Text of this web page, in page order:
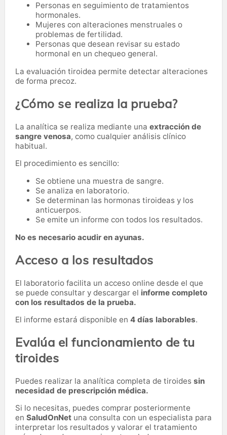
Personas en seguimiento de tratamientos
hormonales.
Mujeres con alteraciones menstruales o
problemas de fertilidad.
Personas que desean revisar su estado
hormonal en un chequeo general.
La evaluación tiroidea permite detectar alteraciones
de forma precoz.
¿Cómo se realiza la prueba?
La analítica se realiza mediante una extracción de
sangre venosa, como cualquier análisis clínico
habitual.
El procedimiento es sencillo:
Se obtiene una muestra de sangre.
Se analiza en laboratorio.
Se determinan las hormonas tiroideas y los
anticuerpos.
Se emite un informe con todos los resultados.
No es necesario acudir en ayunas.
Acceso a los resultados
El laboratorio facilita un acceso online desde el que
se puede consultar y descargar el informe completo
con los resultados de la prueba.
El informe estará disponible en 4 días laborables.
Evalúa el funcionamiento de tu
tiroides
Puedes realizar la analítica completa de tiroides sin
necesidad de prescripción médica.
Si lo necesitas, puedes comprar posteriormente
en SaludOnNet una consulta con un especialista para
interpretar los resultados y valorar el tratamiento